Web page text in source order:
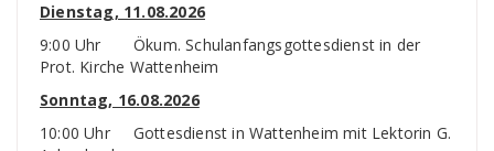
Dienstag, 11.08.2026
9:00 Uhr Ökum. Schulanfangsgottesdienst in der
Prot. Kirche Wattenheim
Sonntag, 16.08.2026
10:00 Uhr Gottesdienst in Wattenheim mit Lektorin G.